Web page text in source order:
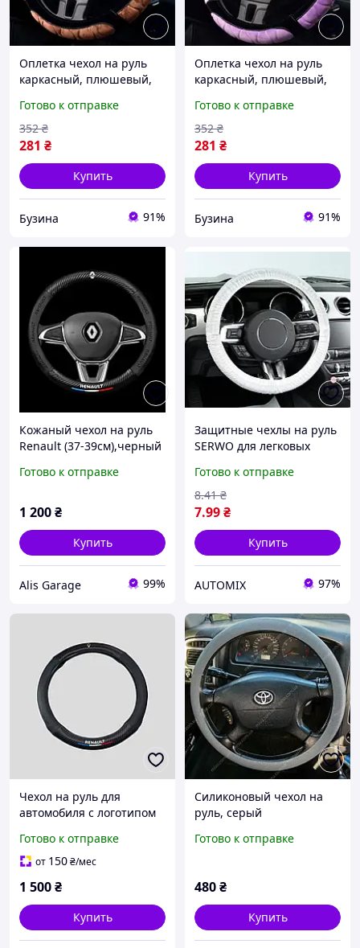
Оплетка чехол на руль
каркасный, плюшевый,
коричневая buzyna
Готово к отправке
281 ₴
352 ₴
Купить
Бузина 91%
Оплетка чехол на руль
каркасный, плюшевый,
фиолетовая buzyna
Готово к отправке
281 ₴
352 ₴
Купить
Бузина 91%
Кожаный чехол на руль
Renault (37-39см),черный
Готово к отправке
1 200₴
Купить
Alis Garage 99%
Защитные чехлы на руль
SERWO для легковых
Готово к отправке
7.99₴
8.41 ₴
Купить
AUTOMIX 97%
Чехол на руль для
автомобиля с логотипом
Готово к отправке
от 150₴/мес
1 500₴
Купить
Силиконовый чехол на
руль, серый
Готово к отправке
480₴
Купить